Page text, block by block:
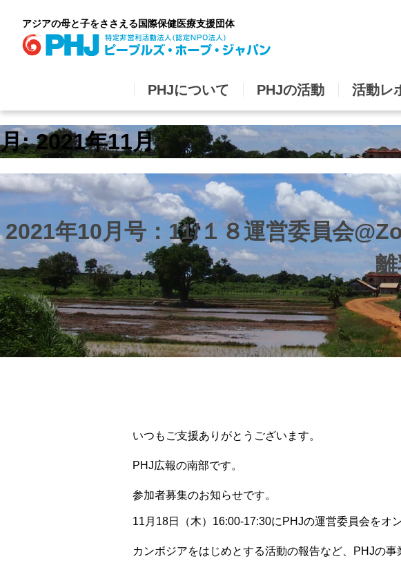
content
アジアの母と子をささえる国際保健医療支援団体
PHJについて PHJの活動 活動レ
月:2021年11月
2021年10月号：11/１８運営委員会
いつもご支援ありがとうございます。
PHJ広報の南部です。
参加者募集のお知らせです。
11月18日（木）16:00-17:30にPHJの運営委員会をオ
カンボジアをはじめとする活動の報告など、PHJの事